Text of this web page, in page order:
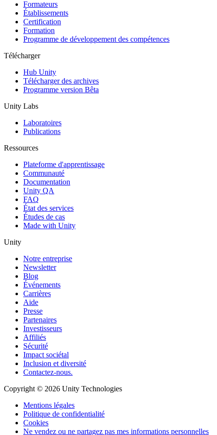
Jeux XR
Lancez des jeux XR sur plusieurs plateformes
Jeux multijoueur
Simplifiez le développement de jeux multijoueurs
Formateurs
Établissements
Certification
Formation
Programme de développement des compétences
Télécharger
Hub Unity
Télécharger des archives
Programme version Bêta
Unity Labs
Laboratoires
Publications
Ressources
Plateforme d'apprentissage
Communauté
Documentation
Unity QA
FAQ
État des services
Études de cas
Made with Unity
Unity
Notre entreprise
Newsletter
Blog
Événements
Carrières
Aide
Presse
Partenaires
Investisseurs
Affiliés
Sécurité
Impact sociétal
Inclusion et diversité
Contactez-nous.
Copyright © 2026 Unity Technologies
Mentions légales
Politique de confidentialité
Cookies
Ne vendez ou ne partagez pas mes informations personnelles